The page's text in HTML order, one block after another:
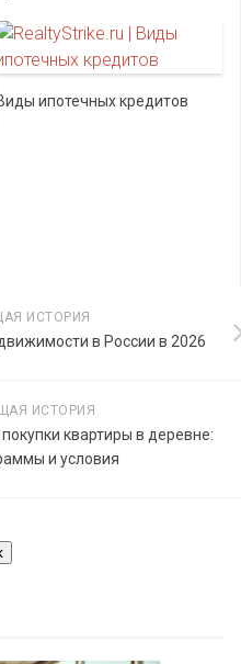
ипотечных кредитов
ИСТОРИЯ
в России в 2026
ИСТОРИЯ
квартиры в деревне:
и условия